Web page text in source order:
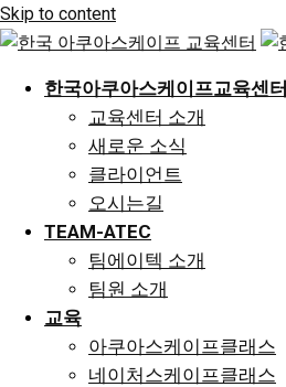
Skip to content
한국아쿠아스케이프교육센터
교육센터 소개
새로운 소식
클라이언트
오시는길
TEAM-ATEC
팀에이텍 소개
팀원 소개
교육
아쿠아스케이프클래스
네이처스케이프클래스